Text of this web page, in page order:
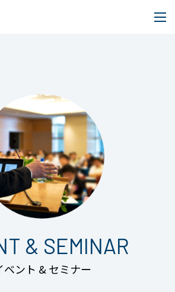
& SEMINAR
ベント & セミナー